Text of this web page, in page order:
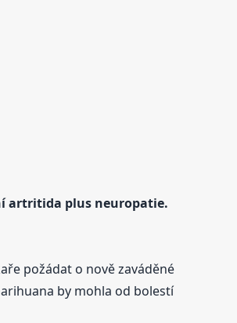
artritida plus neuropatie.
požádat o nově zaváděné
by mohla od bolestí